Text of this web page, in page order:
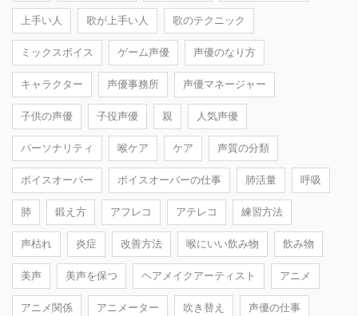
上手い人 歌が上手い人 歌のテクニック
ミックスボイス ゲーム声優 声優のなり方
キャラクター 声優事務所 声優マネージャー
子供の声優 子役声優 親 人気声優
パーソナリティ 喉ケア ケア 声質の分類
ボイスオーバー ボイスオーバーの仕事 肺活量 呼吸
肺 鍛え方 アフレコ アテレコ 練習方法
声枯れ 炎症 改善方法 喉にいい飲み物 飲み物
美声 美声を保つ ヘアメイクアーティスト アニメ
アニメ関係 アニメーター 吹き替え 声優の仕事